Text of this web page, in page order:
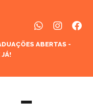
ABERTAS -
JÁ!